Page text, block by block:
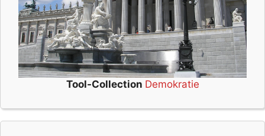
Tool-Collection Demokratie